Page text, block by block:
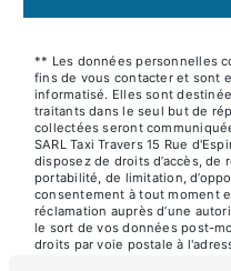
** Les données personnelles
fins de vous contacter et sont
informatisé. Elles sont
traitants dans le seul but de
collectées seront
SARL Taxi Travers 15 Rue
disposez de droits d’accès, de
portabilité, de limitation,
consentement à tout moment
réclamation auprès d’une
le sort de vos données post-
droits par voie postale à
de-Bais ou par courrier